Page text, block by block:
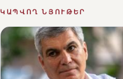
ԿԱՊՎՈՂ ՆՅՈՒԹԵՐ